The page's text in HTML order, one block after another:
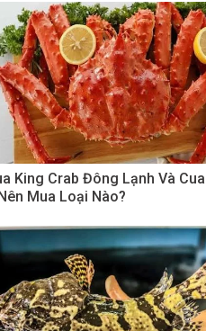
King Crab Đông Lạnh Và
Mua Loại Nào?